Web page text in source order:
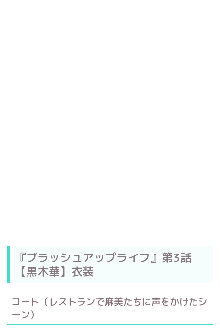
『ブラッシュアップライフ』第3話
【黒木華】衣装
コート（レストランで麻美たちに声をかけたシ
ーン）